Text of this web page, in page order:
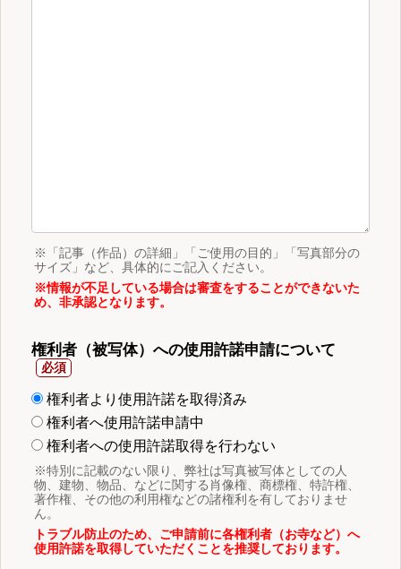
※「記事（作品）の詳細」「ご使用の目的」「写真部分の
サイズ」など、具体的にご記入ください。
※情報が不足している場合は審査をすることができないた
め、非承認となります。
権利者（被写体）への使用許諾申請について
権利者より使用許諾を取得済み
権利者へ使用許諾申請中
権利者への使用許諾取得を行わない
※特別に記載のない限り、弊社は写真被写体としての人
物、建物、物品、などに関する肖像権、商標権、特許権、
著作権、その他の利用権などの諸権利を有しておりませ
ん。
トラブル防止のため、ご申請前に各権利者（お寺など）へ
使用許諾を取得していただくことを推奨しております。